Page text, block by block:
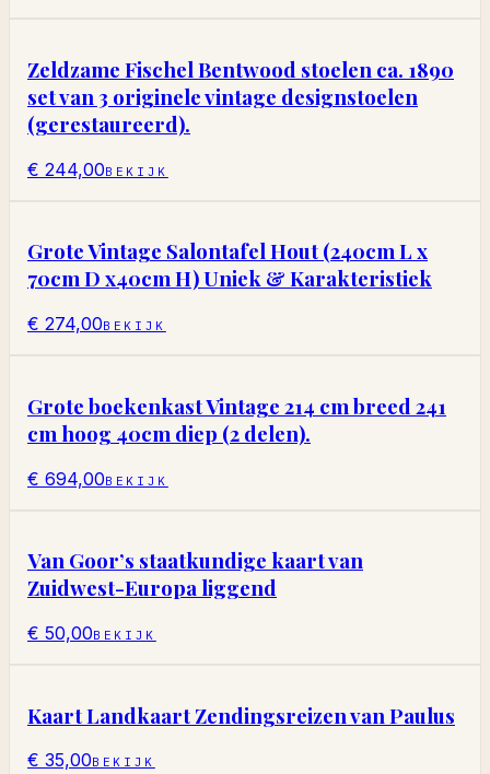
Zeldzame Fischel Bentwood stoelen ca. 1890
set van 3 originele vintage designstoelen
(gerestaureerd).
€ 244,00BEKIJK
Grote Vintage Salontafel Hout (240cm L x
70cm D x40cm H) Uniek & Karakteristiek
€ 274,00BEKIJK
Grote boekenkast Vintage 214 cm breed 241
cm hoog 40cm diep (2 delen).
€ 694,00BEKIJK
Van Goor’s staatkundige kaart van
Zuidwest-Europa liggend
€ 50,00BEKIJK
Kaart Landkaart Zendingsreizen van Paulus
€ 35,00BEKIJK